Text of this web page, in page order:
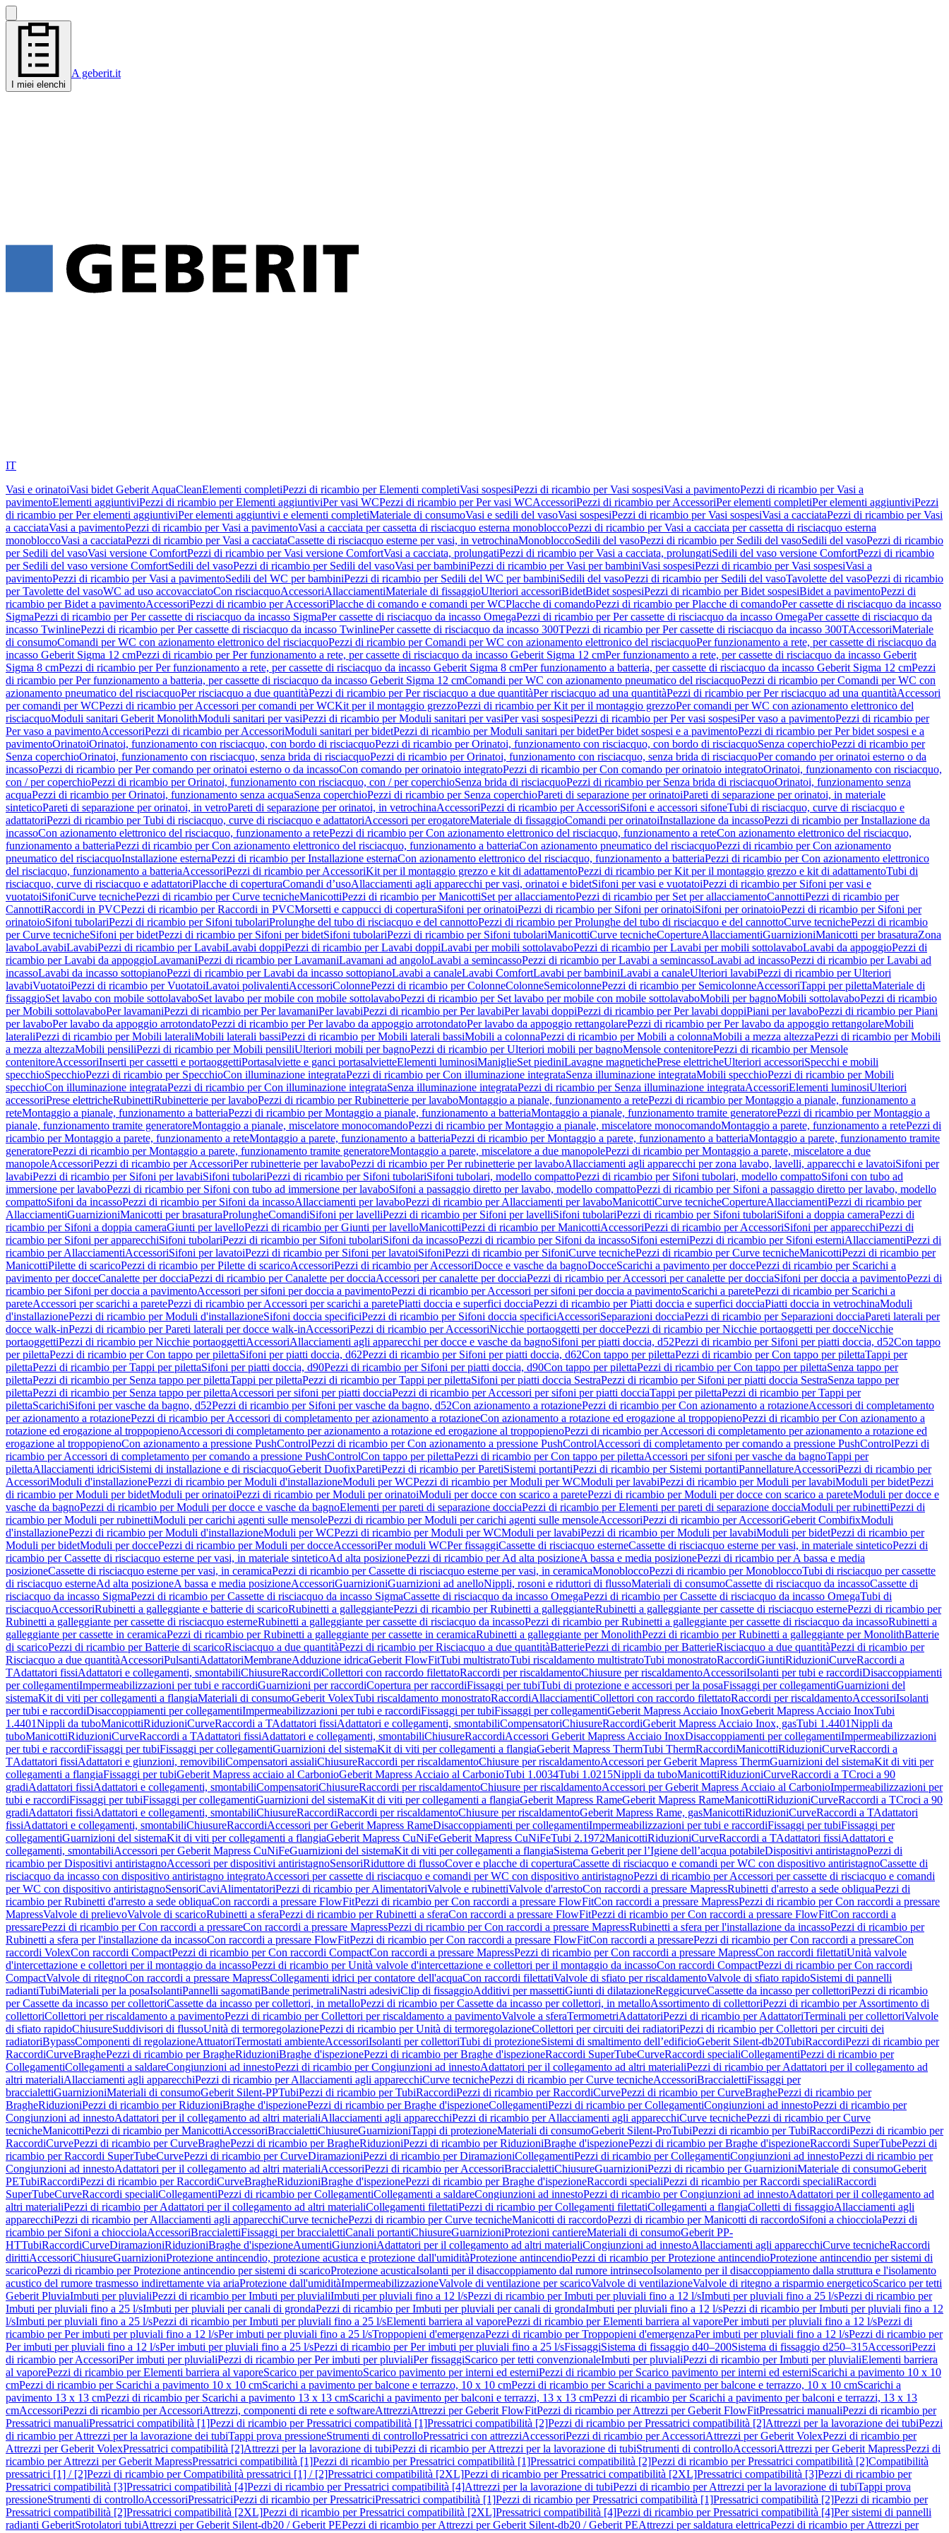
I miei elenchi
A geberit.it
IT
Vasi e orinatoiVasi bidet Geberit AquaCleanElementi completiPezzi di ricambio per Elementi completiVasi sospesiPezzi di ricambio per Vasi sospesiVasi a pavimentoPezzi di ricambio per Vasi a
pavimentoElementi aggiuntiviPezzi di ricambio per Elementi aggiuntiviPer vasi WCPezzi di ricambio per Per vasi WCAccessoriPezzi di ricambio per AccessoriPer elementi completiPer elementi aggiuntiviPezzi
di ricambio per Per elementi aggiuntiviPer elementi aggiuntivi e elementi completiMateriale di consumoVasi e sedili del vasoVasi sospesiPezzi di ricambio per Vasi sospesiVasi a cacciataPezzi di ricambio per Vasi
a cacciataVasi a pavimentoPezzi di ricambio per Vasi a pavimentoVasi a cacciata per cassetta di risciacquo esterna monobloccoPezzi di ricambio per Vasi a cacciata per cassetta di risciacquo esterna
monobloccoVasi a cacciataPezzi di ricambio per Vasi a cacciataCassette di risciacquo esterne per vasi, in vetrochinaMonobloccoSedili del vasoPezzi di ricambio per Sedili del vasoSedili del vasoPezzi di ricambio
per Sedili del vasoVasi versione ComfortPezzi di ricambio per Vasi versione ComfortVasi a cacciata, prolungatiPezzi di ricambio per Vasi a cacciata, prolungatiSedili del vaso versione ComfortPezzi di ricambio
per Sedili del vaso versione ComfortSedili del vasoPezzi di ricambio per Sedili del vasoVasi per bambiniPezzi di ricambio per Vasi per bambiniVasi sospesiPezzi di ricambio per Vasi sospesiVasi a
pavimentoPezzi di ricambio per Vasi a pavimentoSedili del WC per bambiniPezzi di ricambio per Sedili del WC per bambiniSedili del vasoPezzi di ricambio per Sedili del vasoTavolette del vasoPezzi di ricambio
per Tavolette del vasoWC ad uso accovacciatoCon risciacquoAccessoriAllacciamentiMateriale di fissaggioUlteriori accessoriBidetBidet sospesiPezzi di ricambio per Bidet sospesiBidet a pavimentoPezzi di
ricambio per Bidet a pavimentoAccessoriPezzi di ricambio per AccessoriPlacche di comando e comandi per WCPlacche di comandoPezzi di ricambio per Placche di comandoPer cassette di risciacquo da incasso
SigmaPezzi di ricambio per Per cassette di risciacquo da incasso SigmaPer cassette di risciacquo da incasso OmegaPezzi di ricambio per Per cassette di risciacquo da incasso OmegaPer cassette di risciacquo da
incasso TwinlinePezzi di ricambio per Per cassette di risciacquo da incasso TwinlinePer cassette di risciacquo da incasso 300TPezzi di ricambio per Per cassette di risciacquo da incasso 300TAccessoriMateriale
di consumoComandi per WC con azionamento elettronico del risciacquoPezzi di ricambio per Comandi per WC con azionamento elettronico del risciacquoPer funzionamento a rete, per cassette di risciacquo da
incasso Geberit Sigma 12 cmPezzi di ricambio per Per funzionamento a rete, per cassette di risciacquo da incasso Geberit Sigma 12 cmPer funzionamento a rete, per cassette di risciacquo da incasso Geberit
Sigma 8 cmPezzi di ricambio per Per funzionamento a rete, per cassette di risciacquo da incasso Geberit Sigma 8 cmPer funzionamento a batteria, per cassette di risciacquo da incasso Geberit Sigma 12 cmPezzi
di ricambio per Per funzionamento a batteria, per cassette di risciacquo da incasso Geberit Sigma 12 cmComandi per WC con azionamento pneumatico del risciacquoPezzi di ricambio per Comandi per WC con
azionamento pneumatico del risciacquoPer risciacquo a due quantitàPezzi di ricambio per Per risciacquo a due quantitàPer risciacquo ad una quantitàPezzi di ricambio per Per risciacquo ad una quantitàAccessori
per comandi per WCPezzi di ricambio per Accessori per comandi per WCKit per il montaggio grezzoPezzi di ricambio per Kit per il montaggio grezzoPer comandi per WC con azionamento elettronico del
risciacquoModuli sanitari Geberit MonolithModuli sanitari per vasiPezzi di ricambio per Moduli sanitari per vasiPer vasi sospesiPezzi di ricambio per Per vasi sospesiPer vaso a pavimentoPezzi di ricambio per
Per vaso a pavimentoAccessoriPezzi di ricambio per AccessoriModuli sanitari per bidetPezzi di ricambio per Moduli sanitari per bidetPer bidet sospesi e a pavimentoPezzi di ricambio per Per bidet sospesi e a
pavimentoOrinatoiOrinatoi, funzionamento con risciacquo, con bordo di risciacquoPezzi di ricambio per Orinatoi, funzionamento con risciacquo, con bordo di risciacquoSenza coperchioPezzi di ricambio per
Senza coperchioOrinatoi, funzionamento con risciacquo, senza brida di risciacquoPezzi di ricambio per Orinatoi, funzionamento con risciacquo, senza brida di risciacquoPer comando per orinatoi esterno o da
incassoPezzi di ricambio per Per comando per orinatoi esterno o da incassoCon comando per orinatoio integratoPezzi di ricambio per Con comando per orinatoio integratoOrinatoi, funzionamento con risciacquo,
con / per coperchioPezzi di ricambio per Orinatoi, funzionamento con risciacquo, con / per coperchioSenza brida di risciacquoPezzi di ricambio per Senza brida di risciacquoOrinatoi, funzionamento senza
acquaPezzi di ricambio per Orinatoi, funzionamento senza acquaSenza coperchioPezzi di ricambio per Senza coperchioPareti di separazione per orinatoiPareti di separazione per orinatoi, in materiale
sinteticoPareti di separazione per orinatoi, in vetroPareti di separazione per orinatoi, in vetrochinaAccessoriPezzi di ricambio per AccessoriSifoni e accessori sifoneTubi di risciacquo, curve di risciacquo e
adattatoriPezzi di ricambio per Tubi di risciacquo, curve di risciacquo e adattatoriAccessori per erogatoreMateriale di fissaggioComandi per orinatoiInstallazione da incassoPezzi di ricambio per Installazione da
incassoCon azionamento elettronico del risciacquo, funzionamento a retePezzi di ricambio per Con azionamento elettronico del risciacquo, funzionamento a reteCon azionamento elettronico del risciacquo,
funzionamento a batteriaPezzi di ricambio per Con azionamento elettronico del risciacquo, funzionamento a batteriaCon azionamento pneumatico del risciacquoPezzi di ricambio per Con azionamento
pneumatico del risciacquoInstallazione esternaPezzi di ricambio per Installazione esternaCon azionamento elettronico del risciacquo, funzionamento a batteriaPezzi di ricambio per Con azionamento elettronico
del risciacquo, funzionamento a batteriaAccessoriPezzi di ricambio per AccessoriKit per il montaggio grezzo e kit di adattamentoPezzi di ricambio per Kit per il montaggio grezzo e kit di adattamentoTubi di
risciacquo, curve di risciacquo e adattatoriPlacche di coperturaComandi d’usoAllacciamenti agli apparecchi per vasi, orinatoi e bidetSifoni per vasi e vuotatoiPezzi di ricambio per Sifoni per vasi e
vuotatoiSifoniCurve tecnichePezzi di ricambio per Curve tecnicheManicottiPezzi di ricambio per ManicottiSet per allacciamentoPezzi di ricambio per Set per allacciamentoCannottiPezzi di ricambio per
CannottiRaccordi in PVCPezzi di ricambio per Raccordi in PVCMorsetti e cappucci di coperturaSifoni per orinatoiPezzi di ricambio per Sifoni per orinatoiSifoni per orinatoioPezzi di ricambio per Sifoni per
orinatoioSifoni tubolariPezzi di ricambio per Sifoni tubolariProlunghe del tubo di risciacquo e del cannottoPezzi di ricambio per Prolunghe del tubo di risciacquo e del cannottoCurve tecnichePezzi di ricambio
per Curve tecnicheSifoni per bidetPezzi di ricambio per Sifoni per bidetSifoni tubolariPezzi di ricambio per Sifoni tubolariManicottiCurve tecnicheCopertureAllacciamentiGuarnizioniManicotti per brasaturaZona
lavaboLavabiLavabiPezzi di ricambio per LavabiLavabi doppiPezzi di ricambio per Lavabi doppiLavabi per mobili sottolavaboPezzi di ricambio per Lavabi per mobili sottolavaboLavabi da appoggioPezzi di
ricambio per Lavabi da appoggioLavamaniPezzi di ricambio per LavamaniLavamani ad angoloLavabi a semincassoPezzi di ricambio per Lavabi a semincassoLavabi ad incassoPezzi di ricambio per Lavabi ad
incassoLavabi da incasso sottopianoPezzi di ricambio per Lavabi da incasso sottopianoLavabi a canaleLavabi ComfortLavabi per bambiniLavabi a canaleUlteriori lavabiPezzi di ricambio per Ulteriori
lavabiVuotatoiPezzi di ricambio per VuotatoiLavatoi polivalentiAccessoriColonnePezzi di ricambio per ColonneColonneSemicolonnePezzi di ricambio per SemicolonneAccessoriTappi per pilettaMateriale di
fissaggioSet lavabo con mobile sottolavaboSet lavabo per mobile con mobile sottolavaboPezzi di ricambio per Set lavabo per mobile con mobile sottolavaboMobili per bagnoMobili sottolavaboPezzi di ricambio
per Mobili sottolavaboPer lavamaniPezzi di ricambio per Per lavamaniPer lavabiPezzi di ricambio per Per lavabiPer lavabi doppiPezzi di ricambio per Per lavabi doppiPiani per lavaboPezzi di ricambio per Piani
per lavaboPer lavabo da appoggio arrotondatoPezzi di ricambio per Per lavabo da appoggio arrotondatoPer lavabo da appoggio rettangolarePezzi di ricambio per Per lavabo da appoggio rettangolareMobili
lateraliPezzi di ricambio per Mobili lateraliMobili laterali bassiPezzi di ricambio per Mobili laterali bassiMobili a colonnaPezzi di ricambio per Mobili a colonnaMobili a mezza altezzaPezzi di ricambio per Mobili
a mezza altezzaMobili pensiliPezzi di ricambio per Mobili pensiliUlteriori mobili per bagnoPezzi di ricambio per Ulteriori mobili per bagnoMensole contenitorePezzi di ricambio per Mensole
contenitoreAccessoriInserti per cassetti e portaoggettiPortasalviette e ganci portasalvietteElementi luminosiManiglieSet piediniLavagne magnetichePrese elettricheUlteriori accessoriSpecchi e mobili
specchioSpecchioPezzi di ricambio per SpecchioCon illuminazione integrataPezzi di ricambio per Con illuminazione integrataSenza illuminazione integrataMobili specchioPezzi di ricambio per Mobili
specchioCon illuminazione integrataPezzi di ricambio per Con illuminazione integrataSenza illuminazione integrataPezzi di ricambio per Senza illuminazione integrataAccessoriElementi luminosiUlteriori
accessoriPrese elettricheRubinettiRubinetterie per lavaboPezzi di ricambio per Rubinetterie per lavaboMontaggio a pianale, funzionamento a retePezzi di ricambio per Montaggio a pianale, funzionamento a
reteMontaggio a pianale, funzionamento a batteriaPezzi di ricambio per Montaggio a pianale, funzionamento a batteriaMontaggio a pianale, funzionamento tramite generatorePezzi di ricambio per Montaggio a
pianale, funzionamento tramite generatoreMontaggio a pianale, miscelatore monocomandoPezzi di ricambio per Montaggio a pianale, miscelatore monocomandoMontaggio a parete, funzionamento a retePezzi di
ricambio per Montaggio a parete, funzionamento a reteMontaggio a parete, funzionamento a batteriaPezzi di ricambio per Montaggio a parete, funzionamento a batteriaMontaggio a parete, funzionamento tramite
generatorePezzi di ricambio per Montaggio a parete, funzionamento tramite generatoreMontaggio a parete, miscelatore a due manopolePezzi di ricambio per Montaggio a parete, miscelatore a due
manopoleAccessoriPezzi di ricambio per AccessoriPer rubinetterie per lavaboPezzi di ricambio per Per rubinetterie per lavaboAllacciamenti agli apparecchi per zona lavabo, lavelli, apparecchi e lavatoiSifoni per
lavabiPezzi di ricambio per Sifoni per lavabiSifoni tubolariPezzi di ricambio per Sifoni tubolariSifoni tubolari, modello compattoPezzi di ricambio per Sifoni tubolari, modello compattoSifoni con tubo ad
immersione per lavaboPezzi di ricambio per Sifoni con tubo ad immersione per lavaboSifoni a passaggio diretto per lavabo, modello compattoPezzi di ricambio per Sifoni a passaggio diretto per lavabo, modello
compattoSifoni da incassoPezzi di ricambio per Sifoni da incassoAllacciamenti per lavaboPezzi di ricambio per Allacciamenti per lavaboManicottiCurve tecnicheCopertureAllacciamentiPezzi di ricambio per
AllacciamentiGuarnizioniManicotti per brasaturaProlungheComandiSifoni per lavelliPezzi di ricambio per Sifoni per lavelliSifoni tubolariPezzi di ricambio per Sifoni tubolariSifoni a doppia cameraPezzi di
ricambio per Sifoni a doppia cameraGiunti per lavelloPezzi di ricambio per Giunti per lavelloManicottiPezzi di ricambio per ManicottiAccessoriPezzi di ricambio per AccessoriSifoni per apparecchiPezzi di
ricambio per Sifoni per apparecchiSifoni tubolariPezzi di ricambio per Sifoni tubolariSifoni da incassoPezzi di ricambio per Sifoni da incassoSifoni esterniPezzi di ricambio per Sifoni esterniAllacciamentiPezzi di
ricambio per AllacciamentiAccessoriSifoni per lavatoiPezzi di ricambio per Sifoni per lavatoiSifoniPezzi di ricambio per SifoniCurve tecnichePezzi di ricambio per Curve tecnicheManicottiPezzi di ricambio per
ManicottiPilette di scaricoPezzi di ricambio per Pilette di scaricoAccessoriPezzi di ricambio per AccessoriDocce e vasche da bagnoDocceScarichi a pavimento per doccePezzi di ricambio per Scarichi a
pavimento per docceCanalette per docciaPezzi di ricambio per Canalette per docciaAccessori per canalette per docciaPezzi di ricambio per Accessori per canalette per docciaSifoni per doccia a pavimentoPezzi di
ricambio per Sifoni per doccia a pavimentoAccessori per sifoni per doccia a pavimentoPezzi di ricambio per Accessori per sifoni per doccia a pavimentoScarichi a paretePezzi di ricambio per Scarichi a
pareteAccessori per scarichi a paretePezzi di ricambio per Accessori per scarichi a paretePiatti doccia e superfici docciaPezzi di ricambio per Piatti doccia e superfici docciaPiatti doccia in vetrochinaModuli
d'installazionePezzi di ricambio per Moduli d'installazioneSifoni doccia specificiPezzi di ricambio per Sifoni doccia specificiAccessoriSeparazioni docciaPezzi di ricambio per Separazioni docciaPareti laterali per
docce walk-inPezzi di ricambio per Pareti laterali per docce walk-inAccessoriPezzi di ricambio per AccessoriNicchie portaoggetti per doccePezzi di ricambio per Nicchie portaoggetti per docceNicchie
portaoggettiPezzi di ricambio per Nicchie portaoggettiAccessoriAllacciamenti agli apparecchi per docce e vasche da bagnoSifoni per piatti doccia, d52Pezzi di ricambio per Sifoni per piatti doccia, d52Con tappo
per pilettaPezzi di ricambio per Con tappo per pilettaSifoni per piatti doccia, d62Pezzi di ricambio per Sifoni per piatti doccia, d62Con tappo per pilettaPezzi di ricambio per Con tappo per pilettaTappi per
pilettaPezzi di ricambio per Tappi per pilettaSifoni per piatti doccia, d90Pezzi di ricambio per Sifoni per piatti doccia, d90Con tappo per pilettaPezzi di ricambio per Con tappo per pilettaSenza tappo per
pilettaPezzi di ricambio per Senza tappo per pilettaTappi per pilettaPezzi di ricambio per Tappi per pilettaSifoni per piatti doccia SestraPezzi di ricambio per Sifoni per piatti doccia SestraSenza tappo per
pilettaPezzi di ricambio per Senza tappo per pilettaAccessori per sifoni per piatti docciaPezzi di ricambio per Accessori per sifoni per piatti docciaTappi per pilettaPezzi di ricambio per Tappi per
pilettaScarichiSifoni per vasche da bagno, d52Pezzi di ricambio per Sifoni per vasche da bagno, d52Con azionamento a rotazionePezzi di ricambio per Con azionamento a rotazioneAccessori di completamento
per azionamento a rotazionePezzi di ricambio per Accessori di completamento per azionamento a rotazioneCon azionamento a rotazione ed erogazione al troppopienoPezzi di ricambio per Con azionamento a
rotazione ed erogazione al troppopienoAccessori di completamento per azionamento a rotazione ed erogazione al troppopienoPezzi di ricambio per Accessori di completamento per azionamento a rotazione ed
erogazione al troppopienoCon azionamento a pressione PushControlPezzi di ricambio per Con azionamento a pressione PushControlAccessori di completamento per comando a pressione PushControlPezzi di
ricambio per Accessori di completamento per comando a pressione PushControlCon tappo per pilettaPezzi di ricambio per Con tappo per pilettaAccessori per sifoni per vasche da bagnoTappi per
pilettaAllacciamenti idriciSistemi di installazione e di risciacquoGeberit DuofixParetiPezzi di ricambio per ParetiSistemi portantiPezzi di ricambio per Sistemi portantiPannellatureAccessoriPezzi di ricambio per
AccessoriModuli d'installazionePezzi di ricambio per Moduli d'installazioneModuli per WCPezzi di ricambio per Moduli per WCModuli per lavabiPezzi di ricambio per Moduli per lavabiModuli per bidetPezzi
di ricambio per Moduli per bidetModuli per orinatoiPezzi di ricambio per Moduli per orinatoiModuli per docce con scarico a paretePezzi di ricambio per Moduli per docce con scarico a pareteModuli per docce e
vasche da bagnoPezzi di ricambio per Moduli per docce e vasche da bagnoElementi per pareti di separazione docciaPezzi di ricambio per Elementi per pareti di separazione docciaModuli per rubinettiPezzi di
ricambio per Moduli per rubinettiModuli per carichi agenti sulle mensolePezzi di ricambio per Moduli per carichi agenti sulle mensoleAccessoriPezzi di ricambio per AccessoriGeberit CombifixModuli
d'installazionePezzi di ricambio per Moduli d'installazioneModuli per WCPezzi di ricambio per Moduli per WCModuli per lavabiPezzi di ricambio per Moduli per lavabiModuli per bidetPezzi di ricambio per
Moduli per bidetModuli per doccePezzi di ricambio per Moduli per docceAccessoriPer moduli WCPer fissaggiCassette di risciacquo esterneCassette di risciacquo esterne per vasi, in materiale sinteticoPezzi di
ricambio per Cassette di risciacquo esterne per vasi, in materiale sinteticoAd alta posizionePezzi di ricambio per Ad alta posizioneA bassa e media posizionePezzi di ricambio per A bassa e media
posizioneCassette di risciacquo esterne per vasi, in ceramicaPezzi di ricambio per Cassette di risciacquo esterne per vasi, in ceramicaMonobloccoPezzi di ricambio per MonobloccoTubi di risciacquo per cassette
di risciacquo esterneAd alta posizioneA bassa e media posizioneAccessoriGuarnizioniGuarnizioni ad anelloNippli, rosoni e riduttori di flussoMateriali di consumoCassette di risciacquo da incassoCassette di
risciacquo da incasso SigmaPezzi di ricambio per Cassette di risciacquo da incasso SigmaCassette di risciacquo da incasso OmegaPezzi di ricambio per Cassette di risciacquo da incasso OmegaTubi di
risciacquoAccessoriRubinetti a galleggiante e batterie di scaricoRubinetti a galleggiantePezzi di ricambio per Rubinetti a galleggianteRubinetti a galleggiante per cassette di risciacquo esternePezzi di ricambio per
Rubinetti a galleggiante per cassette di risciacquo esterneRubinetti a galleggiante per cassette di risciacquo da incassoPezzi di ricambio per Rubinetti a galleggiante per cassette di risciacquo da incassoRubinetti a
galleggiante per cassette in ceramicaPezzi di ricambio per Rubinetti a galleggiante per cassette in ceramicaRubinetti a galleggiante per MonolithPezzi di ricambio per Rubinetti a galleggiante per MonolithBatterie
di scaricoPezzi di ricambio per Batterie di scaricoRisciacquo a due quantitàPezzi di ricambio per Risciacquo a due quantitàBatteriePezzi di ricambio per BatterieRisciacquo a due quantitàPezzi di ricambio per
Risciacquo a due quantitàAccessoriPulsantiAdattatoriMembraneAdduzione idricaGeberit FlowFitTubi multistratoTubi riscaldamento multistratoTubi monostratoRaccordiGiuntiRiduzioniCurveRaccordi a
TAdattatori fissiAdattatori e collegamenti, smontabiliChiusureRaccordiCollettori con raccordo filettatoRaccordi per riscaldamentoChiusure per riscaldamentoAccessoriIsolanti per tubi e raccordiDisaccoppiamenti
per collegamentiImpermeabilizzazioni per tubi e raccordiGuarnizioni per raccordiCopertura per raccordiFissaggi per tubiTubi di protezione e accessori per la posaFissaggi per collegamentiGuarnizioni del
sistemaKit di viti per collegamenti a flangiaMateriali di consumoGeberit VolexTubi riscaldamento monostratoRaccordiAllacciamentiCollettori con raccordo filettatoRaccordi per riscaldamentoAccessoriIsolanti
per tubi e raccordiDisaccoppiamenti per collegamentiImpermeabilizzazioni per tubi e raccordiFissaggi per tubiFissaggi per collegamentiGeberit Mapress Acciaio InoxGeberit Mapress Acciaio InoxTubi
1.4401Nippli da tuboManicottiRiduzioniCurveRaccordi a TAdattatori fissiAdattatori e collegamenti, smontabiliCompensatoriChiusureRaccordiGeberit Mapress Acciaio Inox, gasTubi 1.4401Nippli da
tuboManicottiRiduzioniCurveRaccordi a TAdattatori fissiAdattatori e collegamenti, smontabiliChiusureRaccordiAccessori Geberit Mapress Acciaio InoxDisaccoppiamenti per collegamentiImpermeabilizzazioni
per tubi e raccordiFissaggi per tubiFissaggi per collegamentiGuarnizioni del sistemaKit di viti per collegamenti a flangiaGeberit Mapress ThermTubi ThermRaccordiManicottiRiduzioniCurveRaccordi a
TAdattatori fissiAdattatori e giunzioni, removibiliCompensatori assialiChiusureRaccordi per riscaldamentoChiusure per riscaldamentoAccessori per Geberit Mapress ThermGuarnizioni del sistemaKit di viti per
collegamenti a flangiaFissaggi per tubiGeberit Mapress acciaio al CarbonioGeberit Mapress Acciaio al CarbonioTubi 1.0034Tubi 1.0215Nippli da tuboManicottiRiduzioniCurveRaccordi a TCroci a 90
gradiAdattatori fissiAdattatori e collegamenti, smontabiliCompensatoriChiusureRaccordi per riscaldamentoChiusure per riscaldamentoAccessori per Geberit Mapress Acciaio al CarbonioImpermeabilizzazioni per
tubi e raccordiFissaggi per tubiFissaggi per collegamentiGuarnizioni del sistemaKit di viti per collegamenti a flangiaGeberit Mapress RameGeberit Mapress RameManicottiRiduzioniCurveRaccordi a TCroci a 90
gradiAdattatori fissiAdattatori e collegamenti, smontabiliChiusureRaccordiRaccordi per riscaldamentoChiusure per riscaldamentoGeberit Mapress Rame, gasManicottiRiduzioniCurveRaccordi a TAdattatori
fissiAdattatori e collegamenti, smontabiliChiusureRaccordiAccessori per Geberit Mapress RameDisaccoppiamenti per collegamentiImpermeabilizzazioni per tubi e raccordiFissaggi per tubiFissaggi per
collegamentiGuarnizioni del sistemaKit di viti per collegamenti a flangiaGeberit Mapress CuNiFeGeberit Mapress CuNiFeTubi 2.1972ManicottiRiduzioniCurveRaccordi a TAdattatori fissiAdattatori e
collegamenti, smontabiliAccessori per Geberit Mapress CuNiFeGuarnizioni del sistemaKit di viti per collegamenti a flangiaSistema Geberit per l’Igiene dell’acqua potabileDispositivi antiristagnoPezzi di
ricambio per Dispositivi antiristagnoAccessori per dispositivi antiristagnoSensoriRiduttore di flussoCover e placche di coperturaCassette di risciacquo e comandi per WC con dispositivo antiristagnoCassette di
risciacquo da incasso con dispositivo antiristagno integratoAccessori per cassette di risciacquo e comandi per WC con dispositivo antiristagnoPezzi di ricambio per Accessori per cassette di risciacquo e comandi
per WC con dispositivo antiristagnoSensoriCaviAlimentatoriPezzi di ricambio per AlimentatoriValvole e rubinettiValvole d'arrestoCon raccordi a pressare MapressRubinetti d'arresto a sede obliquaPezzi di
ricambio per Rubinetti d'arresto a sede obliquaCon raccordi a pressare FlowFitPezzi di ricambio per Con raccordi a pressare FlowFitCon raccordi a pressare MapressPezzi di ricambio per Con raccordi a pressare
MapressValvole di prelievoValvole di scaricoRubinetti a sferaPezzi di ricambio per Rubinetti a sferaCon raccordi a pressare FlowFitPezzi di ricambio per Con raccordi a pressare FlowFitCon raccordi a
pressarePezzi di ricambio per Con raccordi a pressareCon raccordi a pressare MapressPezzi di ricambio per Con raccordi a pressare MapressRubinetti a sfera per l'installazione da incassoPezzi di ricambio per
Rubinetti a sfera per l'installazione da incassoCon raccordi a pressare FlowFitPezzi di ricambio per Con raccordi a pressare FlowFitCon raccordi a pressarePezzi di ricambio per Con raccordi a pressareCon
raccordi VolexCon raccordi CompactPezzi di ricambio per Con raccordi CompactCon raccordi a pressare MapressPezzi di ricambio per Con raccordi a pressare MapressCon raccordi filettatiUnità valvole
d'intercettazione e collettori per il montaggio da incassoPezzi di ricambio per Unità valvole d'intercettazione e collettori per il montaggio da incassoCon raccordi CompactPezzi di ricambio per Con raccordi
CompactValvole di ritegnoCon raccordi a pressare MapressCollegamenti idrici per contatore dell'acquaCon raccordi filettatiValvole di sfiato per riscaldamentoValvole di sfiato rapidoSistemi di pannelli
radiantiTubiMateriali per la posaIsolantiPannelli sagomatiBande perimetraliNastri adesiviClip di fissaggioAdditivi per massettiGiunti di dilatazioneReggicurveCassette da incasso per collettoriPezzi di ricambio
per Cassette da incasso per collettoriCassette da incasso per collettori, in metalloPezzi di ricambio per Cassette da incasso per collettori, in metalloAssortimento di collettoriPezzi di ricambio per Assortimento di
collettoriCollettori per riscaldamento a pavimentoPezzi di ricambio per Collettori per riscaldamento a pavimentoValvole a sferaTermometriAdattatoriPezzi di ricambio per AdattatoriTerminali per collettoriValvole
di sfiato rapidoChiusureSuddivisori di flussoUnità di termoregolazionePezzi di ricambio per Unità di termoregolazioneCollettori per circuiti dei radiatoriPezzi di ricambio per Collettori per circuiti dei
radiatoriBypassComponenti di regolazioneAttuatoriTermostati ambienteAccessoriIsolanti per collettoriTubi di protezioneSistemi di smaltimento dell’edificioGeberit Silent-db20TubiRaccordiPezzi di ricambio per
RaccordiCurveBraghePezzi di ricambio per BragheRiduzioniBraghe d'ispezionePezzi di ricambio per Braghe d'ispezioneRaccordi SuperTubeCurveRaccordi specialiCollegamentiPezzi di ricambio per
CollegamentiCollegamenti a saldareCongiunzioni ad innestoPezzi di ricambio per Congiunzioni ad innestoAdattatori per il collegamento ad altri materialiPezzi di ricambio per Adattatori per il collegamento ad
altri materialiAllacciamenti agli apparecchiPezzi di ricambio per Allacciamenti agli apparecchiCurve tecnichePezzi di ricambio per Curve tecnicheAccessoriBraccialettiFissaggi per
braccialettiGuarnizioniMateriali di consumoGeberit Silent-PPTubiPezzi di ricambio per TubiRaccordiPezzi di ricambio per RaccordiCurvePezzi di ricambio per CurveBraghePezzi di ricambio per
BragheRiduzioniPezzi di ricambio per RiduzioniBraghe d'ispezionePezzi di ricambio per Braghe d'ispezioneCollegamentiPezzi di ricambio per CollegamentiCongiunzioni ad innestoPezzi di ricambio per
Congiunzioni ad innestoAdattatori per il collegamento ad altri materialiAllacciamenti agli apparecchiPezzi di ricambio per Allacciamenti agli apparecchiCurve tecnichePezzi di ricambio per Curve
tecnicheManicottiPezzi di ricambio per ManicottiAccessoriBraccialettiChiusureGuarnizioniTappi di protezioneMateriali di consumoGeberit Silent-ProTubiPezzi di ricambio per TubiRaccordiPezzi di ricambio per
RaccordiCurvePezzi di ricambio per CurveBraghePezzi di ricambio per BragheRiduzioniPezzi di ricambio per RiduzioniBraghe d'ispezionePezzi di ricambio per Braghe d'ispezioneRaccordi SuperTubePezzi di
ricambio per Raccordi SuperTubeCurvePezzi di ricambio per CurveDiramazioniPezzi di ricambio per DiramazioniCollegamentiPezzi di ricambio per CollegamentiCongiunzioni ad innestoPezzi di ricambio per
Congiunzioni ad innestoAdattatori per il collegamento ad altri materialiAccessoriPezzi di ricambio per AccessoriBraccialettiChiusureGuarnizioniPezzi di ricambio per GuarnizioniMateriale di consumoGeberit
PETubiRaccordiPezzi di ricambio per RaccordiCurveBragheRiduzioniBraghe d'ispezionePezzi di ricambio per Braghe d'ispezioneRaccordi specialiPezzi di ricambio per Raccordi specialiRaccordi
SuperTubeCurveRaccordi specialiCollegamentiPezzi di ricambio per CollegamentiCollegamenti a saldareCongiunzioni ad innestoPezzi di ricambio per Congiunzioni ad innestoAdattatori per il collegamento ad
altri materialiPezzi di ricambio per Adattatori per il collegamento ad altri materialiCollegamenti filettatiPezzi di ricambio per Collegamenti filettatiCollegamenti a flangiaColletti di fissaggioAllacciamenti agli
apparecchiPezzi di ricambio per Allacciamenti agli apparecchiCurve tecnichePezzi di ricambio per Curve tecnicheManicotti di raccordoPezzi di ricambio per Manicotti di raccordoSifoni a chiocciolaPezzi di
ricambio per Sifoni a chiocciolaAccessoriBraccialettiFissaggi per braccialettiCanali portantiChiusureGuarnizioniProtezioni cantiereMateriali di consumoGeberit PP-
HTTubiRaccordiCurveDiramazioniRiduzioniBraghe d'ispezioneAumentiGiunzioniAdattatori per il collegamento ad altri materialiCongiunzioni ad innestoAllacciamenti agli apparecchiCurve tecnicheRaccordi
dirittiAccessoriChiusureGuarnizioniProtezione antincendio, protezione acustica e protezione dall'umiditàProtezione antincendioPezzi di ricambio per Protezione antincendioProtezione antincendio per sistemi di
scaricoPezzi di ricambio per Protezione antincendio per sistemi di scaricoProtezione acusticaIsolanti per il disaccoppiamento dal rumore intrinsecoIsolamento per il disaccoppiamento dalla struttura e l'isolamento
acustico del rumore trasmesso indirettamente via ariaProtezione dall'umiditàImpermeabilizzazioneValvole di ventilazione per scaricoValvole di ventilazioneValvole di ritegno a risparmio energeticoScarico per tetti
Geberit PluviaImbuti per pluvialiPezzi di ricambio per Imbuti per pluvialiImbuti per pluviali fino a 12 l/sPezzi di ricambio per Imbuti per pluviali fino a 12 l/sImbuti per pluviali fino a 25 l/sPezzi di ricambio per
Imbuti per pluviali fino a 25 l/sImbuti per pluviali per canali di grondaPezzi di ricambio per Imbuti per pluviali per canali di grondaImbuti per pluviali fino a 12 l/sPezzi di ricambio per Imbuti per pluviali fino a 12
l/sImbuti per pluviali fino a 25 l/sPezzi di ricambio per Imbuti per pluviali fino a 25 l/sElementi barriera al vaporePezzi di ricambio per Elementi barriera al vaporePer imbuti per pluviali fino a 12 l/sPezzi di
ricambio per Per imbuti per pluviali fino a 12 l/sPer imbuti per pluviali fino a 25 l/sTroppopieni d'emergenzaPezzi di ricambio per Troppopieni d'emergenzaPer imbuti per pluviali fino a 12 l/sPezzi di ricambio per
Per imbuti per pluviali fino a 12 l/sPer imbuti per pluviali fino a 25 l/sPezzi di ricambio per Per imbuti per pluviali fino a 25 l/sFissaggiSistema di fissaggio d40–200Sistema di fissaggio d250–315AccessoriPezzi
di ricambio per AccessoriPer imbuti per pluvialiPezzi di ricambio per Per imbuti per pluvialiPer fissaggiScarico per tetti convenzionaleImbuti per pluvialiPezzi di ricambio per Imbuti per pluvialiElementi barriera
al vaporePezzi di ricambio per Elementi barriera al vaporeScarico per pavimentoScarico pavimento per interni ed esterniPezzi di ricambio per Scarico pavimento per interni ed esterniScarichi a pavimento 10 x 10
cmPezzi di ricambio per Scarichi a pavimento 10 x 10 cmScarichi a pavimento per balcone e terrazzo, 10 x 10 cmPezzi di ricambio per Scarichi a pavimento per balcone e terrazzo, 10 x 10 cmScarichi a
pavimento 13 x 13 cmPezzi di ricambio per Scarichi a pavimento 13 x 13 cmScarichi a pavimento per balconi e terrazzi, 13 x 13 cmPezzi di ricambio per Scarichi a pavimento per balconi e terrazzi, 13 x 13
cmAccessoriPezzi di ricambio per AccessoriAttrezzi, componenti di rete e softwareAttrezziAttrezzi per Geberit FlowFitPezzi di ricambio per Attrezzi per Geberit FlowFitPressatrici manualiPezzi di ricambio per
Pressatrici manualiPressatrici compatibilità [1]Pezzi di ricambio per Pressatrici compatibilità [1]Pressatrici compatibilità [2]Pezzi di ricambio per Pressatrici compatibilità [2]Attrezzi per la lavorazione dei tubiPezzi
di ricambio per Attrezzi per la lavorazione dei tubiTappi prova pressioneStrumenti di controlloPressatrici con attrezziAccessoriPezzi di ricambio per AccessoriAttrezzi per Geberit VolexPezzi di ricambio per
Attrezzi per Geberit VolexPressatrici compatibilità [2]Attrezzi per la lavorazione di tubiPezzi di ricambio per Attrezzi per la lavorazione di tubiStrumenti di controlloAccessoriAttrezzi per Geberit MapressPezzi di
ricambio per Attrezzi per Geberit MapressPressatrici compatibilità [1]Pezzi di ricambio per Pressatrici compatibilità [1]Pressatrici compatibilità [2]Pezzi di ricambio per Pressatrici compatibilità [2]Compatibilità
pressatrici [1] / [2]Pezzi di ricambio per Compatibilità pressatrici [1] / [2]Pressatrici compatibilità [2XL]Pezzi di ricambio per Pressatrici compatibilità [2XL]Pressatrici compatibilità [3]Pezzi di ricambio per
Pressatrici compatibilità [3]Pressatrici compatibilità [4]Pezzi di ricambio per Pressatrici compatibilità [4]Attrezzi per la lavorazione di tubiPezzi di ricambio per Attrezzi per la lavorazione di tubiTappi prova
pressioneStrumenti di controlloAccessoriPressatriciPezzi di ricambio per PressatriciPressatrici compatibilità [1]Pezzi di ricambio per Pressatrici compatibilità [1]Pressatrici compatibilità [2]Pezzi di ricambio per
Pressatrici compatibilità [2]Pressatrici compatibilità [2XL]Pezzi di ricambio per Pressatrici compatibilità [2XL]Pressatrici compatibilità [4]Pezzi di ricambio per Pressatrici compatibilità [4]Per sistemi di pannelli
radianti GeberitSrotolatori tubiAttrezzi per Geberit Silent-db20 / Geberit PEPezzi di ricambio per Attrezzi per Geberit Silent-db20 / Geberit PEAttrezzi per saldatura elettricaPezzi di ricambio per Attrezzi per